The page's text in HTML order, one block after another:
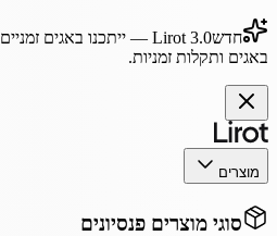
חדשLirot 3.0 — ייתכנו באגים זמניים
באגים ותקלות זמניות.
מוצרים
סוגי מוצרים פנסיונים